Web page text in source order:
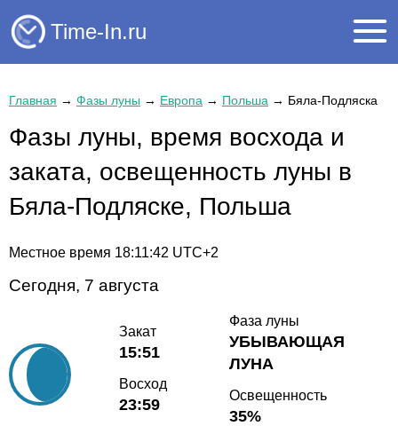
Time-In.ru
Главная → Фазы луны → Европа → Польша → Бяла-Подляска
Фазы луны, время восхода и
заката, освещенность луны в
Бяла-Подляске, Польша
Местное время 18:11:42 UTC+2
Сегодня, 7 августа
Закат
15:51
Восход
23:59
Фаза луны
УБЫВАЮЩАЯ
ЛУНА
Освещенность
35%